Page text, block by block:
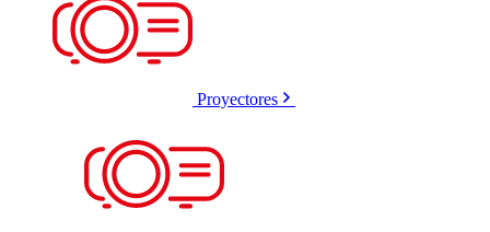
Proyectores